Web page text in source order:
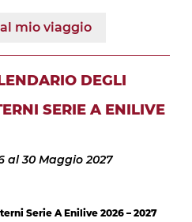
mio viaggio
DEGLI
SERIE A ENILIVE
al 30 Maggio 2027
Serie A Enilive 2026 – 2027